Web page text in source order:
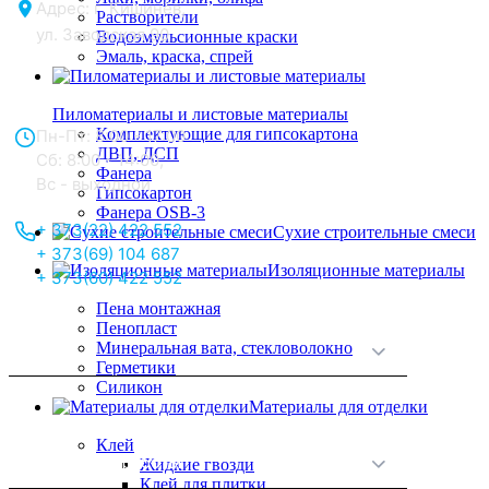
Растворители
Водоэмульсионные краски
Эмаль, краска, спрей
Пиломатериалы и листовые материалы
Комплектующие для гипсокартона
ДВП, ДСП
Фанера
Гипсокартон
Фанера OSB-3
Сухие строительные смеси
Изоляционные материалы
Пена монтажная
Пенопласт
Минеральная вата, стекловолокно
Герметики
Силикон
Материалы для отделки
Клей
Жидкие гвозди
Клей для плитки
Адрес: г. Кишинёв,
ул. Заводская 90
Отдел продаж:
Пн-Пт: 8:00 - 17:00
Сб: 8:00 - 14:00,
Вс - выходной
+ 373(22) 422 552
+ 373(69) 104 687
+ 373(60) 422 552
Принципы работы